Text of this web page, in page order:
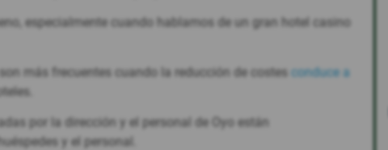
especialmente cuando hablamos de un gran hotel casino
más frecuentes cuando la reducción de costes conduce a
por la dirección y el personal de Oyo están
y el personal.